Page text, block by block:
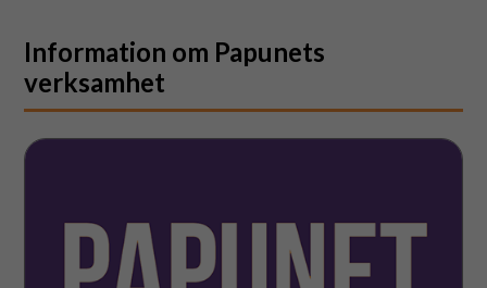
Information om Papunets
verksamhet